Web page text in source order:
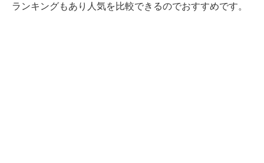
ランキングもあり人気を比較できるのでおすすめです。